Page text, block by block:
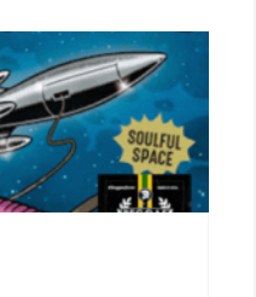
bideoa Hamaika